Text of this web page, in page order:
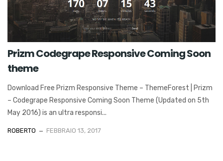
Prizm Codegrape Responsive Coming Soon
theme
Download Free Prizm Responsive Theme – ThemeForest | Prizm
– Codegrape Responsive Coming Soon Theme (Updated on 5th
May 2016) is an ultra responsi...
ROBERTO FEBBRAIO 13, 2017